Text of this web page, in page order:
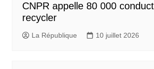
CNPR appelle 80 000
recycler
La République 10 juillet 2026